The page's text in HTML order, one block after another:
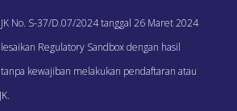
No. S-37/D.07/2024 tanggal 26 Maret 2024
Regulatory Sandbox dengan hasil
kewajiban melakukan pendaftaran atau